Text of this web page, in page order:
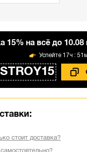
15% на всё до
17ч :
стоит доставка?